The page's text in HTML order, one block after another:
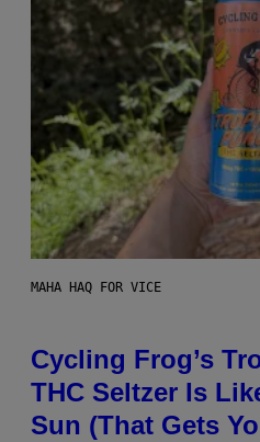
MAHA HAQ FOR VICE
Cycling Frog’s
THC Seltzer Is
Sun (That Gets